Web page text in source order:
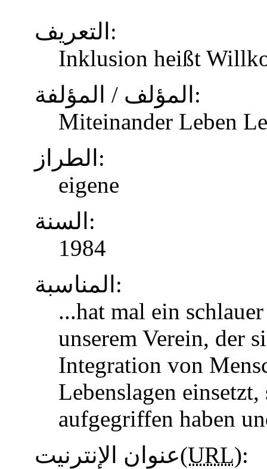
التعريف:
Inklusion heißt
المؤلف / المؤلفة:
Miteinander Leben
الطراز:
eigene
السنة:
1984
المناسبة:
...hat mal ein
unserem Verein, der
Integration von
Lebenslagen
aufgegriffen haben
عنوان الإنترنيت(URL):